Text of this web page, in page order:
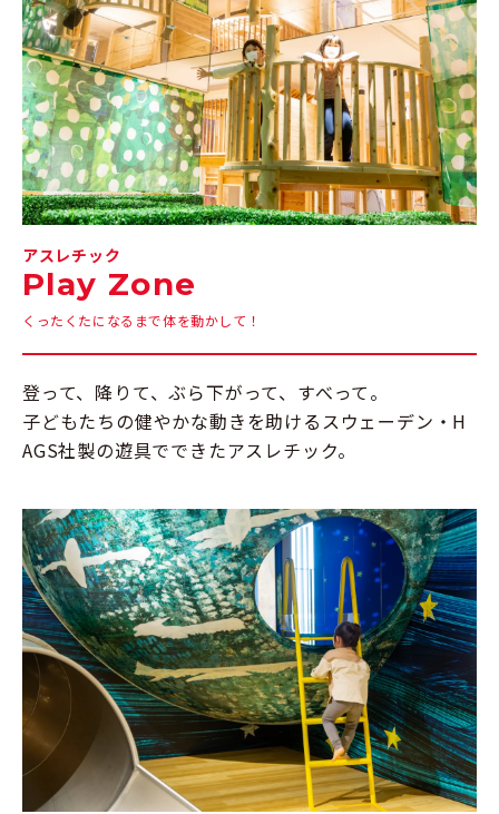
アスレチック
Play Zone
くったくたになるまで体を動かして！
登って、降りて、ぶら下がって、すべって。
子どもたちの健やかな動きを助けるスウェーデン・H
AGS社製の遊具でできたアスレチック。